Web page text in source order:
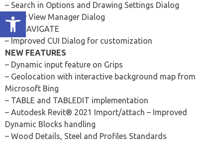
Ανοίξτε τη γραμμή εργαλείων
– Search in Options and Drawing Settings Dialog
– New View Manager Dialog
– TPNAVIGATE
– Improved CUI Dialog for customization
NEW FEATURES
– Dynamic input feature on Grips
– Geolocation with interactive background map from
Microsoft Bing
– TABLE and TABLEDIT implementation
– Autodesk Revit® 2021 Import/attach – Improved
Dynamic Blocks handling
– Wood Details, Steel and Profiles Standards